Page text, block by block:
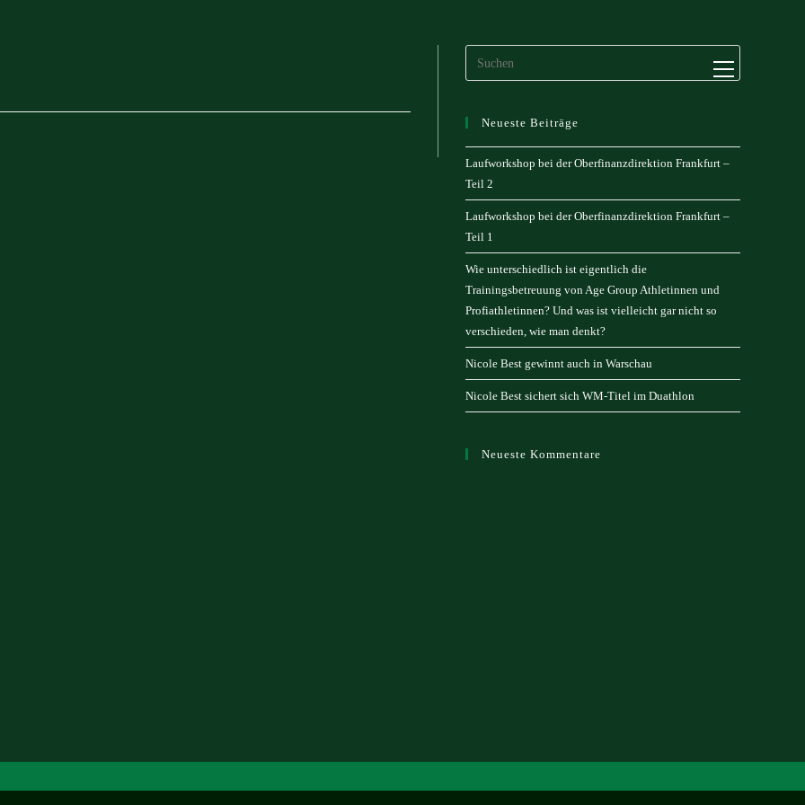
Website-
Neueste Beiträge
Laufworkshop bei der Oberfinanzdirektion Frankfurt –
Teil 2
Laufworkshop bei der Oberfinanzdirektion Frankfurt –
Teil 1
Wie unterschiedlich ist eigentlich die
Trainingsbetreuung von Age Group Athletinnen und
Profiathletinnen? Und was ist vielleicht gar nicht so
verschieden, wie man denkt?
Nicole Best gewinnt auch in Warschau
Nicole Best sichert sich WM-Titel im Duathlon
Neueste Kommentare